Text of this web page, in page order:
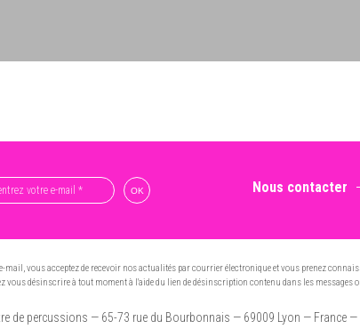
Nous contacter
mail, vous acceptez de recevoir nos actualités par courrier électronique et vous prenez
vous désinscrire à tout moment à l'aide du lien de désinscription contenu dans les messages
de percussions — 65-73 rue du Bourbonnais — 69009 Lyon — France